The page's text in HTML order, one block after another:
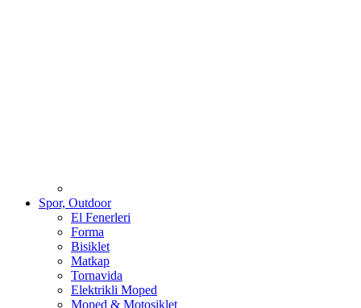
Spor, Outdoor
El Fenerleri
Forma
Bisiklet
Matkap
Tornavida
Elektrikli Moped
Moped & Motosiklet